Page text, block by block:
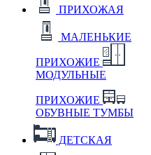
ПРИХОЖАЯ
МАЛЕНЬКИЕ
ПРИХОЖИЕ
МОДУЛЬНЫЕ
ПРИХОЖИЕ
ОБУВНЫЕ ТУМБЫ
ДЕТСКАЯ